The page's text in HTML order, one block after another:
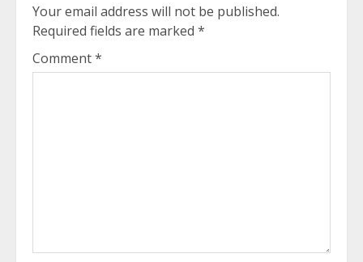
Your email address will not be published.
Required fields are marked *
Comment*